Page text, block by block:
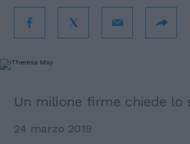
Un milione firme chiede lo
24 marzo 2019